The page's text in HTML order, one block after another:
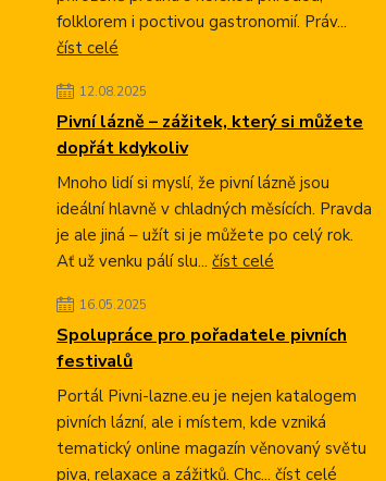
folklorem i poctivou gastronomií. Práv...
číst celé
12.08.2025
Pivní lázně – zážitek, který si můžete
dopřát kdykoliv
Mnoho lidí si myslí, že pivní lázně jsou
ideální hlavně v chladných měsících. Pravda
je ale jiná – užít si je můžete po celý rok.
Ať už venku pálí slu... číst celé
16.05.2025
Spolupráce pro pořadatele pivních
festivalů
Portál Pivni-lazne.eu je nejen katalogem
pivních lázní, ale i místem, kde vzniká
tematický online magazín věnovaný světu
piva, relaxace a zážitků. Chc... číst celé